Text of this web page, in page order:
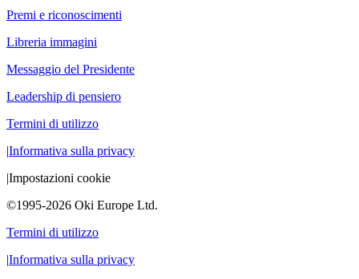
Premi e riconoscimenti
Libreria immagini
Messaggio del Presidente
Leadership di pensiero
Termini di utilizzo
|Informativa sulla privacy
|Impostazioni cookie
©1995-2026 Oki Europe Ltd.
Termini di utilizzo
|Informativa sulla privacy